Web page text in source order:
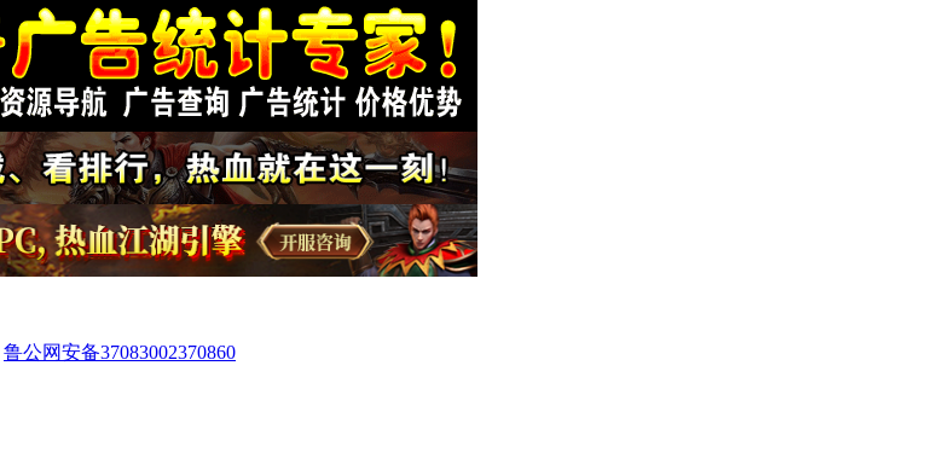
鲁公网安备37083002370860